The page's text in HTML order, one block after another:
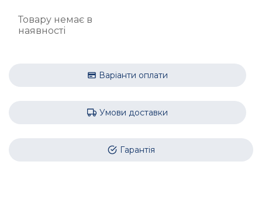
Товару немає в
наявності
Варіанти оплати
Умови доставки
Гарантія